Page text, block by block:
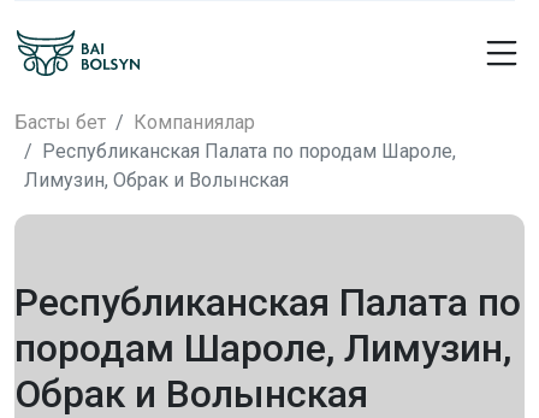
Басты бет
Компаниялар
Республиканская Палата по породам Шароле,
Лимузин, Обрак и Волынская
Республиканская Палата по
породам Шароле, Лимузин,
Обрак и Волынская